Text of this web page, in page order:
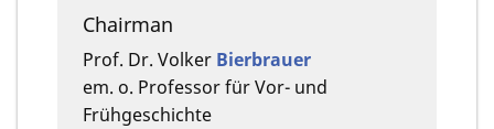
Chairman
Prof. Dr. Volker Bierbrauer
em. o. Professor für Vor- und
Frühgeschichte